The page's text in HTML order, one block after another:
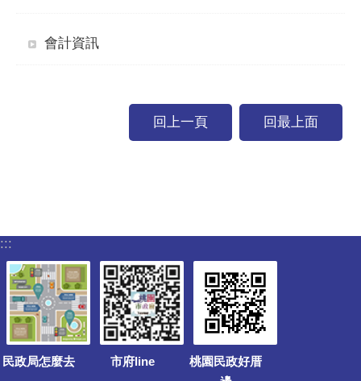
會計資訊
回上一頁 回最上面
:::
民政局怎麼去 市府line
桃園民政好厝